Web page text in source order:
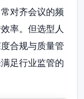
对齐会议的频
率。但选型人
合规与质量管
足行业监管的